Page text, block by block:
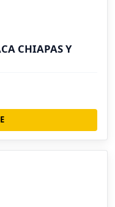
CHIAPAS Y